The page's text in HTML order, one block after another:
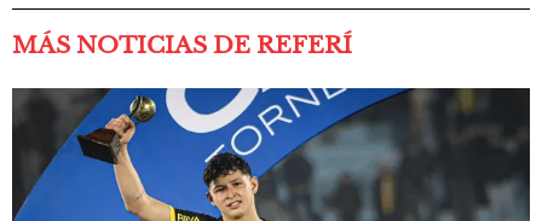
MÁS NOTICIAS DE REFERÍ